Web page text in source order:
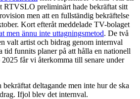
RTVSLO preliminärt hade bekräftat sitt
men att en fullständig bekräftelse
Kort efteråt meddelade TV-bolaget
men ännu inte uttagningsmetod. De två
valt artist och bidrag genom internval
tid funnits planer på att hålla en nationell
får vi återkomma till senare under
bekräftat deltagande men inte hur de ska
Ifjol blev det internval.